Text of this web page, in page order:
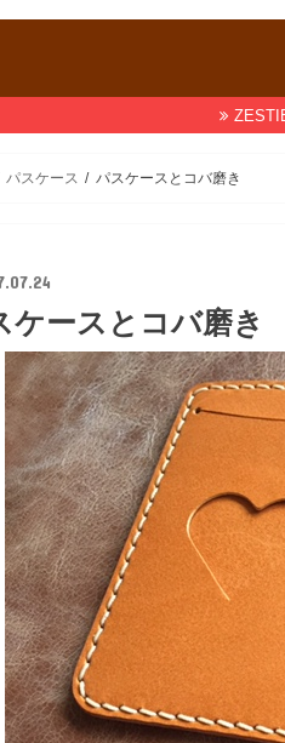
パスケース パスケースとコバ磨き
ケースとコバ磨き